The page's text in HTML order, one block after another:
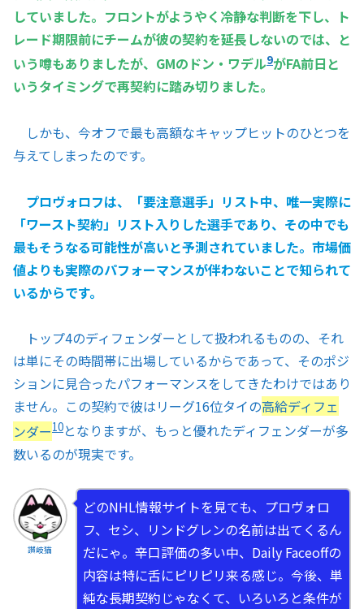
していました。フロントがようやく冷静な判断を下し、ト
レード期限前にチームが彼の契約を延長しないのでは、と
いう噂もありましたが、GMのドン・ワデル9がFA前日と
いうタイミングで再契約に踏み切りました。
しかも、今オフで最も高額なキャップヒットのひとつを
与えてしまったのです。
プロヴォロフは、「要注意選手」リスト中、唯一実際に
「ワースト契約」リスト入りした選手であり、その中でも
最もそうなる可能性が高いと予測されていました。市場価
値よりも実際のパフォーマンスが伴わないことで知られて
いるからです。
トップ4のディフェンダーとして扱われるものの、それ
は単にその時間帯に出場しているからであって、そのポジ
ションに見合ったパフォーマンスをしてきたわけではあり
ません。この契約で彼はリーグ16位タイの高給ディフェ
ンダー10となりますが、もっと優れたディフェンダーが多
数いるのが現実です。
讃岐猫
どのNHL情報サイトを見ても、プロヴォロ
フ、セシ、リンドグレンの名前は出てくるん
だにゃ。辛口評価の多い中、Daily Faceoffの
内容は特に舌にピリピリ来る感じ。今後、単
純な長期契約じゃなくて、いろいろと条件が